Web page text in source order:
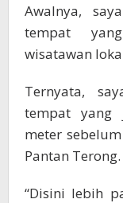
Awalnya,
tempat
wisatawan
Ternyata,
tempat yang
meter
Pantan Terong.
“Disini lebih